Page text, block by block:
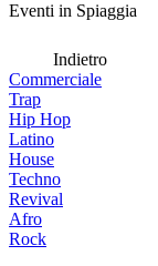
Eventi in Spiaggia
Indietro
Commerciale
Trap
Hip Hop
Latino
House
Techno
Revival
Afro
Rock